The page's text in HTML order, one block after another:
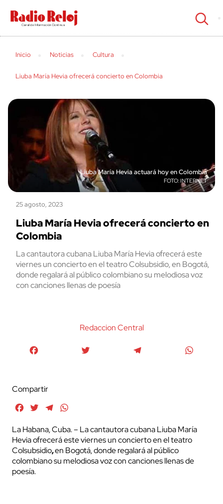
cerrar
Inicio Noticias Cultura
Liuba María Hevia ofrecerá concierto en Colombia
Liuba María Hevia actuará hoy en Colombia
INTERNET
25 agosto, 2023
Liuba María Hevia ofrecerá concierto en
Colombia
La cantautora cubana Liuba María Hevia ofrecerá este
viernes un concierto en el teatro Colsubsidio, en Bogotá,
donde regalará al público colombiano su melodiosa voz
con canciones llenas de poesía
Redaccion Central
Compartir
FacebookTwitterTelegram
La Habana, Cuba. – La cantautora cubana Liuba María
Hevia ofrecerá este viernes un concierto en el teatro
Colsubsidio,en Bogotá, donde regalará al público
colombiano su melodiosa voz con canciones llenas de
poesía.